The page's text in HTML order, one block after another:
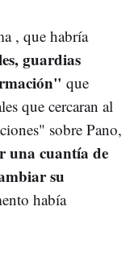
, que habría
guardias
que
que cercaran al
sobre Pano,
una cuantía de
su
había